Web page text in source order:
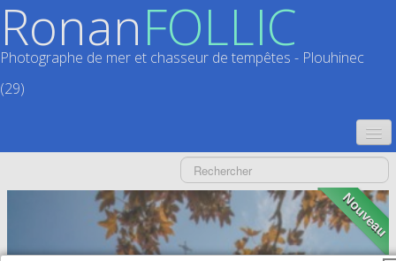
RonanFOLLIC
Photographe de mer et chasseur de tempêtes - Plouhinec
(29)
Nouveau